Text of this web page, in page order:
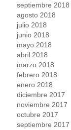
septiembre 2018
agosto 2018
julio 2018
junio 2018
mayo 2018
abril 2018
marzo 2018
febrero 2018
enero 2018
diciembre 2017
noviembre 2017
octubre 2017
septiembre 2017